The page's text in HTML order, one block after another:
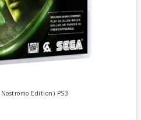
Edition) PS3